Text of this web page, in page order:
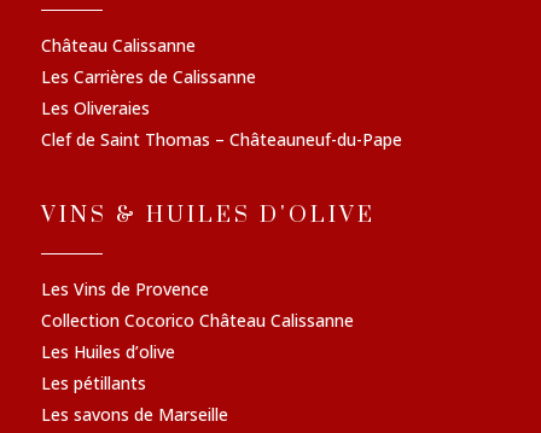
Château Calissanne
Les Carrières de Calissanne
Les Oliveraies
Clef de Saint Thomas – Châteauneuf-du-Pape
VINS & HUILES D'OLIVE
Les Vins de Provence
Collection Cocorico Château Calissanne
Les Huiles d’olive
Les pétillants
Les savons de Marseille